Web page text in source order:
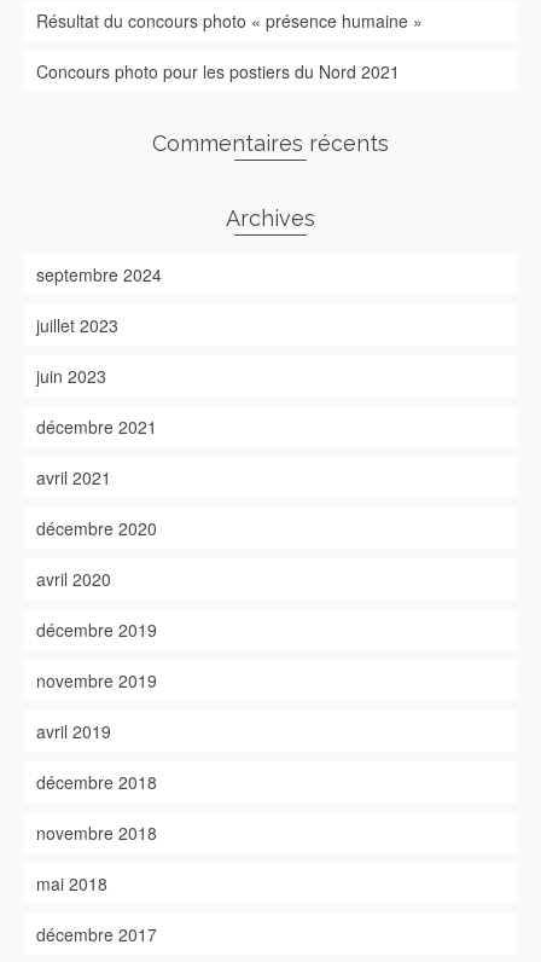
Résultat du concours photo « présence humaine »
Concours photo pour les postiers du Nord 2021
Commentaires récents
Archives
septembre 2024
juillet 2023
juin 2023
décembre 2021
avril 2021
décembre 2020
avril 2020
décembre 2019
novembre 2019
avril 2019
décembre 2018
novembre 2018
mai 2018
décembre 2017